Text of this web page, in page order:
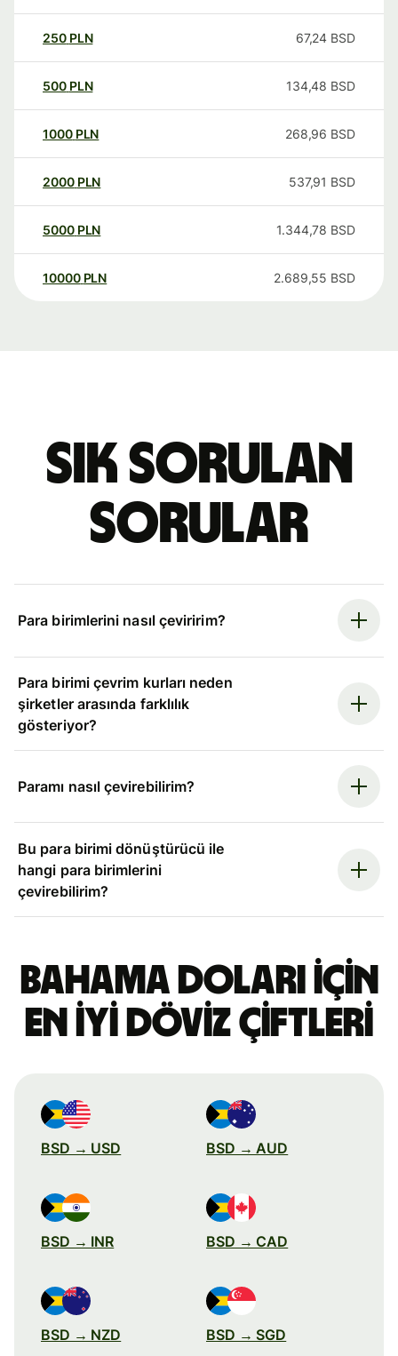
250 PLN 67,24 BSD
500 PLN 134,48 BSD
1000 PLN 268,96 BSD
2000 PLN 537,91 BSD
5000 PLN 1.344,78 BSD
10000 PLN 2.689,55 BSD
Sık sorulan
sorular
Para birimlerini nasıl çeviririm?
Para birimi çevrim kurları neden
şirketler arasında farklılık
gösteriyor?
Paramı nasıl çevirebilirim?
Bu para birimi dönüştürücü ile
hangi para birimlerini
çevirebilirim?
Bahama doları için
en iyi döviz çiftleri
BSD → USD BSD → AUD
BSD → INR BSD → CAD
BSD → NZD BSD → SGD